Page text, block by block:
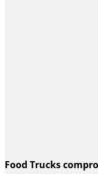
Food Trucks